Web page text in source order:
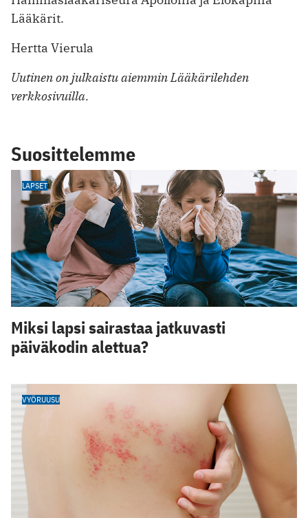
Lääkärit.
Hertta Vierula
Uutinen on julkaistu aiemmin Lääkärilehden
verkkosivuilla.
Suosittelemme
LAPSET
Miksi lapsi sairastaa jatkuvasti
päiväkodin alettua?
VYÖRUUSU